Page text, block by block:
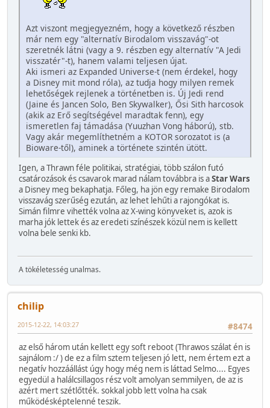
Azt viszont megjegyezném, hogy a következő részben
már nem egy "alternatív Birodalom visszavág"-ot
szeretnék látni (vagy a 9. részben egy alternatív "A Jedi
visszatér"-t), hanem valami teljesen újat.
Aki ismeri az Expanded Universe-t (nem érdekel, hogy
a Disney mit mond róla), az tudja hogy milyen remek
lehetőségek rejlenek a történetben is. Új Jedi rend
(Jaine és Jancen Solo, Ben Skywalker), Ősi Sith harcosok
(akik az Erő segítségével maradtak fenn), egy
ismeretlen faj támadása (Yuuzhan Vong háború), stb.
Vagy akár megemlíthetném a KOTOR sorozatot is (a
Bioware-től), aminek a története szintén ütött.
Igen, a Thrawn féle politikai, stratégiai, több szálon futó
csatározások és csavarok marad nálam továbbra is aStar Wars
a Disney meg bekaphatja. Főleg, ha jön egy remake Birodalom
visszavág szerűség ezután, az lehet lehűti a rajongókat is.
Simán filmre vihették volna az X-wing könyveket is, azok is
marha jók lettek és az eredeti színészek közül nem is kellett
volna bele senki kb.
A tökéletesség unalmas.
chilip
#8474
2015-12-22, 14:03:27
az első három után kellett egy soft reboot (Thrawos szálat én is
sajnálom :/ ) de ez a film sztem teljesen jó lett, nem értem ezt a
negatív hozzáállást úgy hogy még nem is láttad Selmo.... Egyes
egyedül a halálcsillagos rész volt amolyan semmilyen, de az is
azért mert szétlőtték. sokkal jobb lett volna ha csak
működésképtelenné teszik.